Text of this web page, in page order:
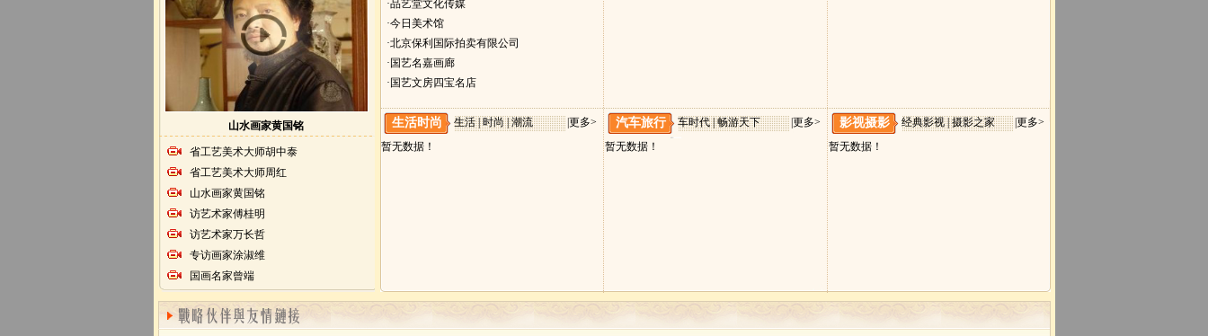
山水画家黄国铭
省工艺美术大师胡中泰
省工艺美术大师周红
山水画家黄国铭
访艺术家傅桂明
访艺术家万长哲
专访画家涂淑维
国画名家曾端
·品艺堂文化传媒
·今日美术馆
·北京保利国际拍卖有限公司
·国艺名嘉画廊
·国艺文房四宝名店
生活时尚 生活 | 时尚 | 潮流
更多>
暂无数据！
汽车旅行 车时代 | 畅游天下
更多>
暂无数据！
影视摄影 经典影视 | 摄影之家
更多>
暂无数据！